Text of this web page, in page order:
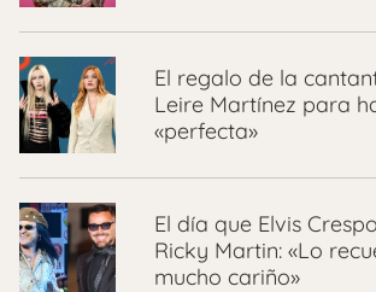
El regalo de la
Leire Martínez para
«perfecta»
El día que Elvis
Ricky Martin: «Lo
mucho cariño»